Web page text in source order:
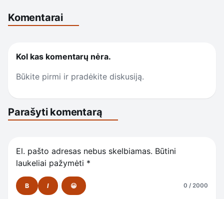
Komentarai
Kol kas komentarų nėra.
Būkite pirmi ir pradėkite diskusiją.
Parašyti komentarą
El. pašto adresas nebus skelbiamas. Būtini
laukeliai pažymėti *
B I 😀 0 / 2000